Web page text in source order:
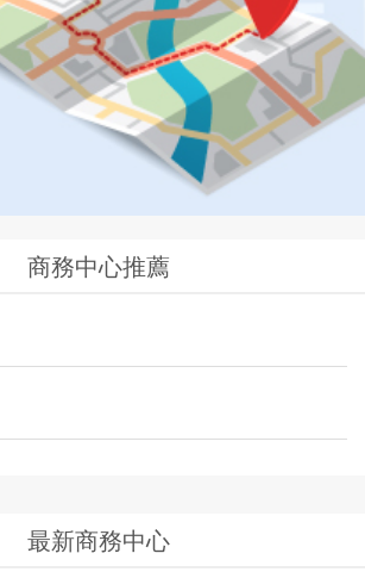
商務中心推薦
最新商務中心